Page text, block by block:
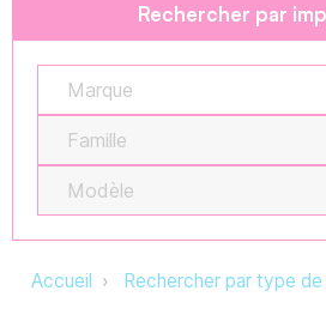
Rechercher par
Marque
Famille
Modèle
Accueil Rechercher par type